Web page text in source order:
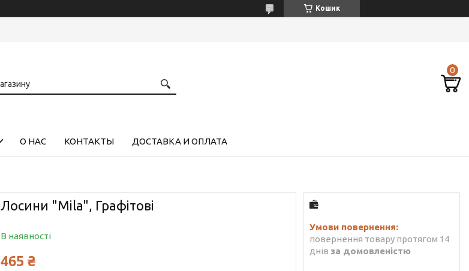
Кошик
О НАС КОНТАКТЫ ДОСТАВКА И ОПЛАТА
Лосини "Mila", Графітові
В наявності
465 ₴
повернення товару протягом 14
днів за домовленістю